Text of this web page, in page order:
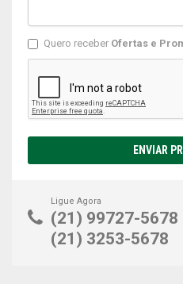
Quero receber Ofertas e
ENVIAR
Ligue Agora
(21) 99727-5678
(21) 3253-5678